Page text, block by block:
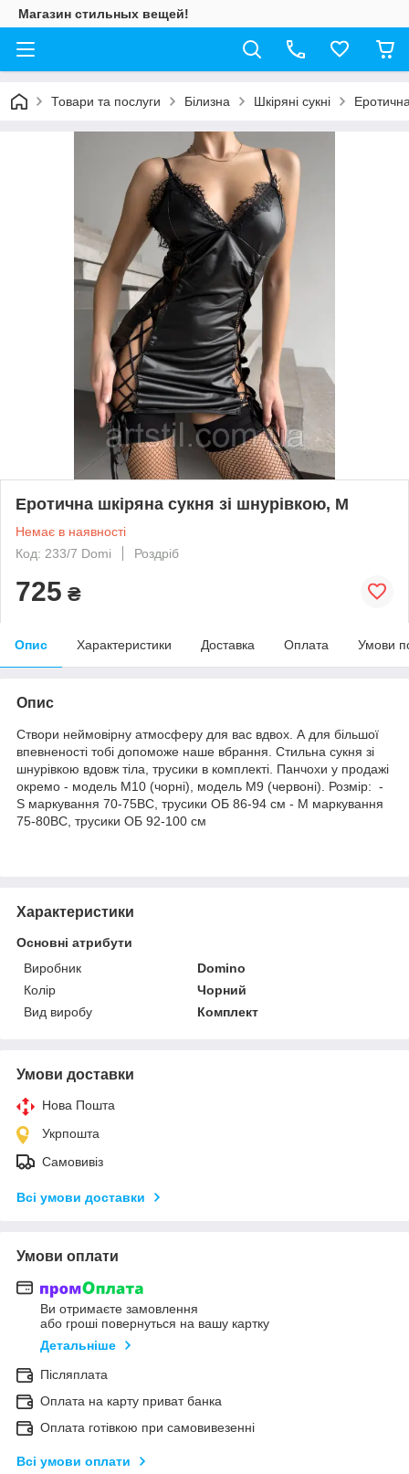
Магазин стильных вещей!
Товари та послуги Білизна Шкіряні сукні
Еротична шкіряна сукня зі шнурівкою, M
Немає в наявності
Код: 233/7 Domi
Роздріб
725 ₴
Опис Характеристики Доставка Оплата Умови
Опис
Створи неймовірну атмосферу для вас вдвох. А для більшої
впевненості тобі допоможе наше вбрання. Стильна сукня зі
шнурівкою вдовж тіла, трусики в комплекті. Панчохи у продажі
окремо - модель М10 (чорні), модель М9 (червоні). Розмір: -
S маркування 70-75ВС, трусики ОБ 86-94 см - M маркування
75-80ВС, трусики ОБ 92-100 см
Характеристики
Основні атрибути
Виробник
Domino
Колір
Чорний
Вид виробу
Комплект
Умови доставки
Нова Пошта
Укрпошта
Самовивіз
Всі умови доставки
Умови оплати
Ви отримаєте замовлення
або гроші повернуться на вашу картку
Детальніше
Післяплата
Оплата на карту приват банка
Оплата готівкою при самовивезенні
Всі умови оплати